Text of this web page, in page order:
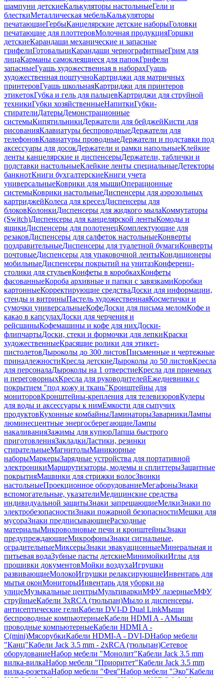
шампуни детскиеКалькуляторы настольныеГели и
блесткиМеталлическая мебельКалькуляторы
печатающиеГербыКанцелярские детские наборыГоловки
печатающие для плоттеровМолочная продукцияГоршки
детскиеКарандаши механические и запасные
грифелиГотовальниКарандаши чернографитныеГрим для
лицаКарманы самоклеящиеся для папокГрифели
запасныеГуашь художественная в наборахГуашь
художественная поштучноКартриджи для матричных
принтеровГуашь школьнаяКартриджи для принтеров
этикетокГубка и гель для пальцевКартриджи для струйной
техникиГубки хозяйственныеНапиткиГубки-
стирателиДатерыДемонстрационные
системыКипятильникиДержатели для бейджейКисти для
рисованияКлавиатуры беспроводныеДержатели для
телефоновКлавиатуры проводныеДержатели и подставки под
аксессуары для досокДержатели и рамки напольныеКлейкие
ленты канцелярские и диспенсерыДержатели, таблички и
подставки настольныеКлейкие ленты специальныеДетекторы
банкнотКниги бухгалтерскиеКниги учета
универсальныеКоврики для мышиОперационные
системыКоврики настольныеДиспенсеры для аэрозольных
картриджейКолеса для креселДиспенсеры для
блоковКолонкиДиспенсеры для жидкого мылаКоммутаторы
(Switch)Диспенсеры для канцелярской лентыКомоды и
ящикиДиспенсеры для полотенецКомплектующие для
резаковДиспенсеры для салфеток настольныеКонверты
поздравительныеДиспенсеры для туалетной бумагиКонверты
почтовыеДиспенсеры для упаковочной лентыКондиционеры
мобильныеДиспенсеры покрытий на унитазКонференц-
столики для стульевКонфеты в коробкахКонфеты
фасованныеКороба архивные и папки с завязкамиКоробки
картонныеКорректирующие средстваДоски для информации,
стенды и витриныПастель художественнаяКосметички и
сумочки универсальныеКофеДоски для письма меломКофе и
какао в капсулахДоски для черчения и
рейсшиныКофемашины и кофе для нихДоски-
флипчартыДоски, стеки и формочки для лепкиКраски
художественныеКрасящие ролики для этикет-
пистолетовДыроколы до 300 листовПисьменные и чертежные
принадлежностиКресла детскиеДыроколы до 50 листовКресла
для персоналаДыроколы на 1 отверстиеКресла для приемных
и переговорныхКресла для руководителейЕжедневники с
покрытием "под кожу и ткань"Кронштейны для
мониторовКронштейны-крепления для телевизоровКулеры
для воды и аксессуары к нимЕмкости для сыпучих
продуктовКухонные комбайныЛаминаторыЗаварникиЛампы
люминесцентные энергосберегающиеЛампы
накаливанияЗажимы для купюрЛапша быстрого
приготовленияЗакладкиЛастики, резинки
стирательныеМагнитолыМаникюрные
наборыМаркерыЗарядные устройства для портативной
электроникиМаршрутизаторы, модемы и сплиттерыЗащитные
покрытияМашинки для стрижки волосЗвонки
настольныеПроекционное оборудованиеМегафоныЗнаки
вспомогательные, указателиМедицинские средства
индивидуальной защитыЗнаки запрещающиеМелкиЗнаки по
электробезопасностиЗнаки пожарной безопасностиМешки для
мусораЗнаки предписывающиеРасходные
материалыМикроволновые печи и кронштейныЗнаки
предупреждающиеМикрофоныЗнаки сигнальные,
оградительныеМиксерыЗнаки эвакуационныеМинеральная и
питьевая водаЗубные пасты детскиеМинимойкиИглы для
прошивки документовМойки воздухаИгрушки
развивающиеМолокоИгрушки релаксирующиеИнвентарь для
мытья оконМониторыИнвентарь для уборки на
улицеМузыкальные центрыМультиваркиМФУ лазерныеМФУ
струйныеКабели 3xRCA (тюльпан)Мыло и диспенсеры,
антисептические гелиКабели DVI-D Dual LinkМыши
беспроводные компьютерныеКабели HDMI A - AМыши
проводные компьютерныеКабели HDMI A -
C(mini)МясорубкиКабели HDMI-A - DVI-DНабор мебели
"Канц"Кабели Jack 3.5 mm - 2xRCA (тюльпан)Сетевое
оборудованиеНабор мебели "Монолит"Кабели Jack 3.5 mm
вилка-вилкаНабор мебели "Приоритет"Кабели Jack 3.5 mm
вилка-розеткаНабор мебели "Фея"Набор мебели "Эко"Кабели